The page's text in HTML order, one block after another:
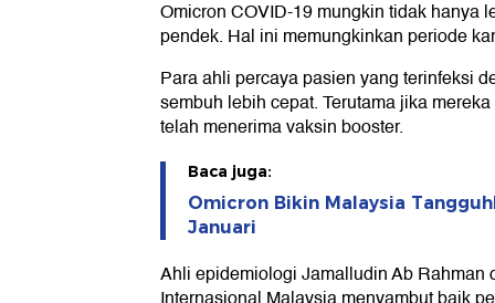
Omicron COVID-19 mungkin tidak hanya
pendek. Hal ini memungkinkan periode
Para ahli percaya pasien yang terinfeksi
sembuh lebih cepat. Terutama jika
telah menerima vaksin booster.
Baca juga:
Omicron Bikin Malaysia
Januari
Ahli epidemiologi Jamalludin Ab Rahman